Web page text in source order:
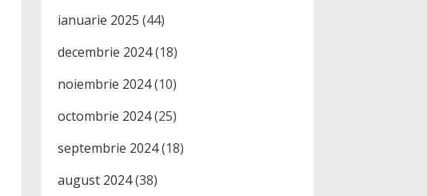
ianuarie 2025 (44)
decembrie 2024(18)
noiembrie 2024(10)
octombrie 2024(25)
septembrie 2024(18)
august 2024(38)